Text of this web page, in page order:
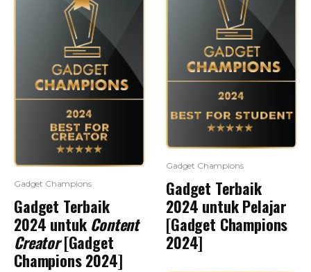
Gadget Champions
Gadget Terbaik
2024 untuk Content
Creator[Gadget
Champions 2024]
Gadget Champions
Gadget Terbaik
2024 untuk Pelajar
[Gadget Champions
2024]